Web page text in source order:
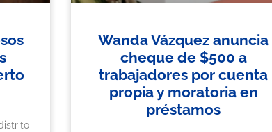
Wanda Vázquez anuncia
cheque de $500 a
trabajadores por cuenta
propia y moratoria en
préstamos